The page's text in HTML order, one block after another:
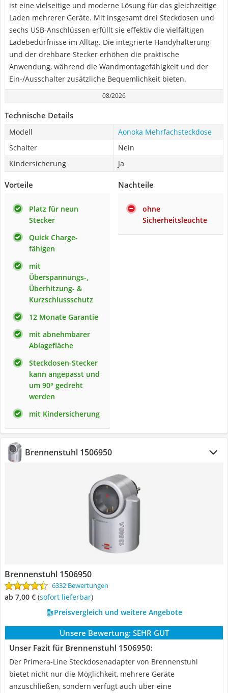
ist eine vielseitige und moderne Lösung für das gleichzeitige
Laden mehrerer Geräte. Mit insgesamt drei Steckdosen und
sechs USB-Anschlüssen erfüllt sie effektiv die vielfältigen
Ladebedürfnisse im Alltag. Die integrierte Handyhalterung
und der drehbare Stecker erhöhen die praktische
Anwendung, während die Wandmontagefähigkeit und der
Ein-/Ausschalter zusätzliche Bequemlichkeit bieten.
08/2026
Technische Details
Modell
Aonoka Mehrfachsteckdose
Schalter
Nein
Kindersicherung
Ja
Vorteile
Platz für neun
Stecker
Quick Charge-
fähigen
mit
Überspannungs-,
Überhitzung- &
Kurzschlussschutz
12 Monate Garantie
mit abnehmbarer
Ablagefläche
Steckdosen-Stecker
kann angepasst und
um 90° gedreht
werden
mit Kindersicherung
Nachteile
ohne
Sicherheitsleuchte
Brennenstuhl 1506950
Brennenstuhl 1506950
6332 Bewertungen
ab 7,00 € ( Sofort lieferbar)
Preisvergleich und weitere Angebote
Unsere Bewertung: SEHR GUT
Unser Fazit für Brennenstuhl 1506950:
Der Primera-Line Steckdosenadapter von Brennenstuhl
bietet nicht nur die Möglichkeit, mehrere Geräte
anzuschließen, sondern verfügt auch über eine